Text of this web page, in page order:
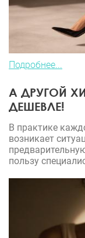
Подробнее...
А ДРУГОЙ
ДЕШЕВЛЕ!
В практике
возникает
пользу